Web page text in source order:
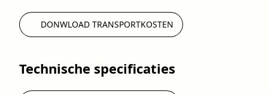
DONWLOAD TRANSPORTKOSTEN
Technische specificaties